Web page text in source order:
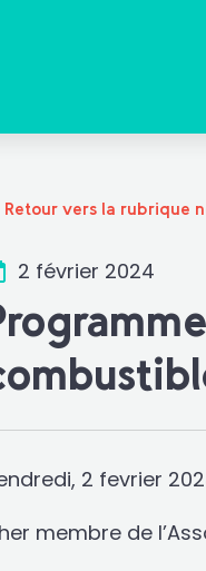
Retour vers la rubrique
2 février 2024
2 fevrier
membre de